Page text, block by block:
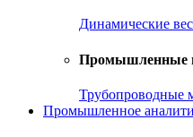
Динамические
Промышленные
Трубопроводные
Промышленное